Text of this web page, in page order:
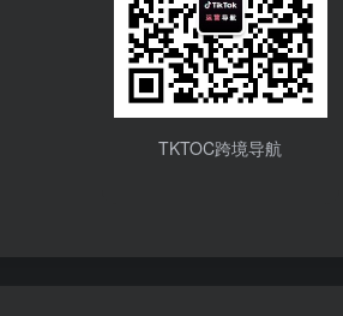
TKTOC跨境导航